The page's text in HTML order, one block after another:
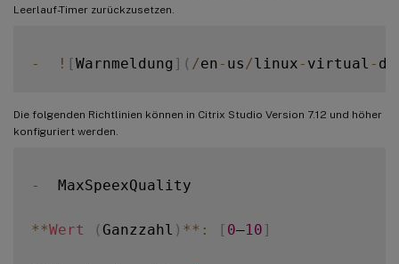
Leerlauf-Timer zurückzusetzen.
- ! [Warnmeldung ] ( /en - us /linux - virtual -
Die folgenden Richtlinien können in Citrix Studio Version 7.12 und höher
konfiguriert werden.
-
  MaxSpeexQuality
**Wert ( Ganzzahl ) ** : [ 0–10 ]